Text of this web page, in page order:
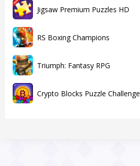
Jigsaw Premium Puzzles HD
RS Boxing Champions
Triumph: Fantasy RPG
Crypto Blocks Puzzle Challenge